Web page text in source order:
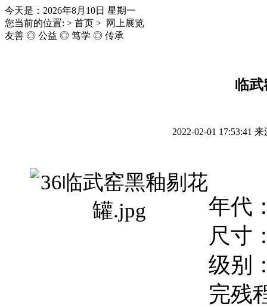
今天是：2026年8月10日 星期一
您当前的位置: > 首页 > 网上展览
友善 ◎ 公益 ◎ 笃学 ◎ 传承
临
2022-02-01 17:53:41 来
年代
尺寸
级别
完残